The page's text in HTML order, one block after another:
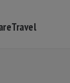
Travel